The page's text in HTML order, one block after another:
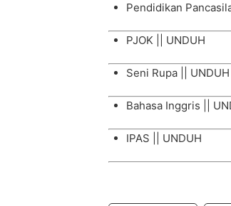
Pendidikan
PJOK || UNDUH
Seni Rupa || UNDUH
Bahasa Inggris ||
IPAS || UNDUH